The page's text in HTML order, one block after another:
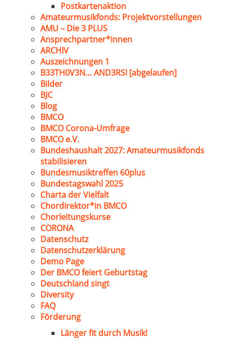
Postkartenaktion
Amateurmusikfonds: Projektvorstellungen
AMU – Die 3 PLUS
Ansprechpartner*innen
ARCHIV
Auszeichnungen 1
B33TH0V3N… AND3RS! [abgelaufen]
Bilder
BJC
Blog
BMCO
BMCO Corona-Umfrage
BMCO e.V.
Bundeshaushalt 2027: Amateurmusikfonds
stabilisieren
Bundesmusiktreffen 60plus
Bundestagswahl 2025
Charta der Vielfalt
Chordirektor*in BMCO
Chorleitungskurse
CORONA
Datenschutz
Datenschutzerklärung
Demo Page
Der BMCO feiert Geburtstag
Deutschland singt
Diversity
FAQ
Förderung
Länger fit durch Musik!